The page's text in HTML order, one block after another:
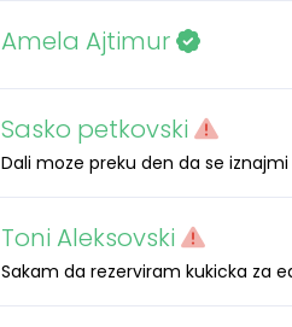
Amela Ajtimur
Sasko petkovski
Dali moze preku den da se
Toni Aleksovski
Sakam da rezerviram kukicka za